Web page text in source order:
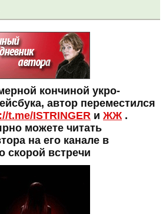
кончиной укро-
автор переместился
t.me/ISTRINGER и ЖЖ.
можете читать
на его канале в
встречи